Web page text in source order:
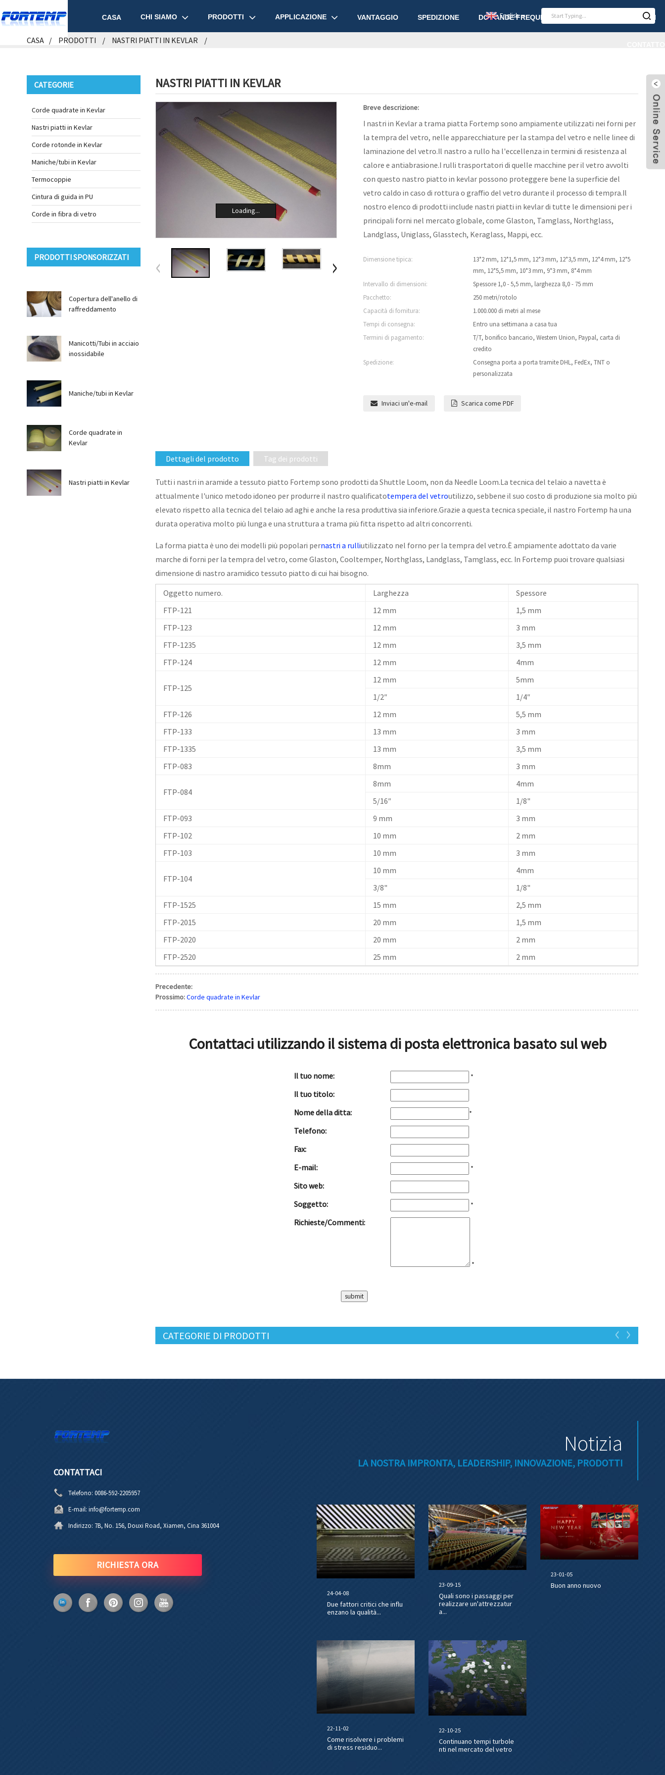
CASA CHI SIAMO PRODOTTI APPLICAZIONE VANTAGGIO SPEDIZIONE DOMANDE FREQUENTI NOTIZIA ARTICOLI
English
CASA PRODOTTI NASTRI PIATTI IN KEVLAR
CATEGORIE
Corde quadrate in Kevlar
Nastri piatti in Kevlar
Corde rotonde in Kevlar
Maniche/tubi in Kevlar
Termocoppie
Cintura di guida in PU
Corde in fibra di vetro
PRODOTTI SPONSORIZZATI
Copertura dell'anello di
raffreddamento
Manicotti/Tubi in acciaio
inossidabile
Maniche/tubi in Kevlar
Corde quadrate in
Kevlar
Nastri piatti in Kevlar
NASTRI PIATTI IN KEVLAR
Loading...
Breve descrizione:
I nastri in Kevlar a trama piatta Fortemp sono ampiamente utilizzati nei forni per
la tempra del vetro, nelle apparecchiature per la stampa del vetro e nelle linee di
laminazione del vetro.Il nastro a rullo ha l'eccellenza in termini di resistenza al
calore e antiabrasione.I rulli trasportatori di quelle macchine per il vetro avvolti
con questo nastro piatto in kevlar possono proteggere bene la superficie del
vetro caldo in caso di rottura o graffio del vetro durante il processo di tempra.Il
nostro elenco di prodotti include nastri piatti in kevlar di tutte le dimensioni per i
principali forni nel mercato globale, come Glaston, Tamglass, Northglass,
Landglass, Uniglass, Glasstech, Keraglass, Mappi, ecc.
Dimensione tipica:
13*2 mm, 12*1,5 mm, 12*3 mm, 12*3,5 mm, 12*4 mm, 12*5
mm, 12*5,5 mm, 10*3 mm, 9*3 mm, 8*4 mm
Intervallo di dimensioni:
Spessore 1,0 - 5,5 mm, larghezza 8,0 - 75 mm
Pacchetto:
250 metri/rotolo
Capacità di fornitura:
1.000.000 di metri al mese
Tempi di consegna:
Entro una settimana a casa tua
Termini di pagamento:
T/T, bonifico bancario, Western Union, Paypal, carta di
credito
Spedizione:
Consegna porta a porta tramite DHL, FedEx, TNT o
personalizzata
Inviaci un'e-mail Scarica come PDF
Dettagli del prodotto Tag dei prodotti
Tutti i nastri in aramide a tessuto piatto Fortemp sono prodotti da Shuttle Loom, non da Needle Loom.La tecnica del telaio a navetta è
attualmente l'unico metodo idoneo per produrre il nastro qualificatotempera del vetroutilizzo, sebbene il suo costo di produzione sia molto più
elevato rispetto alla tecnica del telaio ad aghi e anche la resa produttiva sia inferiore.Grazie a questa tecnica speciale, il nastro Fortemp ha una
durata operativa molto più lunga e una struttura a trama più fitta rispetto ad altri concorrenti.
La forma piatta è uno dei modelli più popolari pernastri a rulliutilizzato nel forno per la tempra del vetro.È ampiamente adottato da varie
marche di forni per la tempra del vetro, come Glaston, Cooltemper, Northglass, Landglass, Tamglass, ecc. In Fortemp puoi trovare qualsiasi
dimensione di nastro aramidico tessuto piatto di cui hai bisogno.
Oggetto numero.
Larghezza
Spessore
FTP-121
12 mm
1,5 mm
FTP-123
12 mm
3 mm
FTP-1235
12 mm
3,5 mm
FTP-124
12 mm 4mm
FTP-125
12 mm
5mm
1/2″
1/4″
FTP-126
12 mm
5,5 mm
FTP-133
13 mm
3 mm
FTP-1335
13 mm
3,5 mm
FTP-083
8mm 3 mm
FTP-084
8mm
4mm
5/16″
1/8"
FTP-093
9 mm
3 mm
FTP-102
10 mm
2 mm
FTP-103
10 mm 3 mm
FTP-104
10 mm
4mm
3/8"
1/8"
FTP-1525
15 mm
2,5 mm
FTP-2015
20 mm
1,5 mm
FTP-2020
20 mm
2 mm
FTP-2520
25 mm 2 mm
Precedente:
Prossimo:Corde quadrate in Kevlar
Contattaci utilizzando il sistema di posta elettronica basato sul web
Il tuo nome: *
Il tuo titolo:
Nome della ditta:
*
Telefono:
Fax:
E-mail:
*
Sito web:
Soggetto:
*
Richieste/Commenti:
*
CATEGORIE DI PRODOTTI
Notizia
LA NOSTRA IMPRONTA, LEADERSHIP, INNOVAZIONE, PRODOTTI
24-04-08
Due fattori critici che influ
enzano la qualità...
23-09-15
Quali sono i passaggi per
realizzare un'attrezzatur
a...
23-01-05
Buon anno nuovo
22-11-02
Come risolvere i problemi
di stress residuo...
22-10-25
Continuano tempi turbole
nti nel mercato del vetro
CONTATTACI
Telefono: 0086-592-2205957
E-mail: info@fortemp.com
Indirizzo: 7B, No. 156, Douxi Road, Xiamen, Cina 361004
RICHIESTA ORA